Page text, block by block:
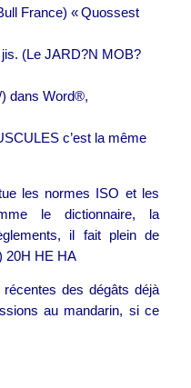
France) « Quossest
(Le JARD?N MOB?
) dans Word®,
c’est la même
les normes ISO et les
le dictionnaire, la
il fait plein de
20H HE HA
récentes des dégâts déjà
au mandarin, si ce